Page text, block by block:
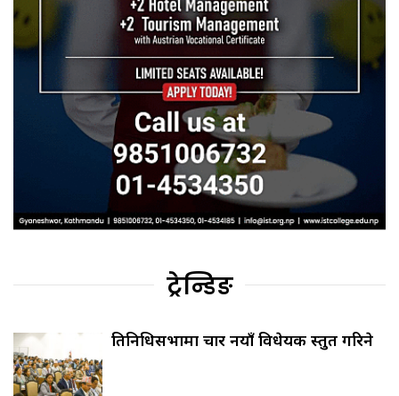
ट्रेन्डिङ
प्रतिनिधिसभामा चार नयाँ विधेयक प्रस्तुत गरिने